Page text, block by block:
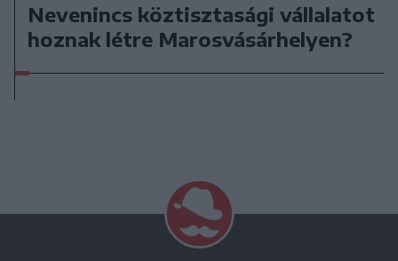
Nevenincs köztisztasági vállalatot
hoznak létre Marosvásárhelyen?